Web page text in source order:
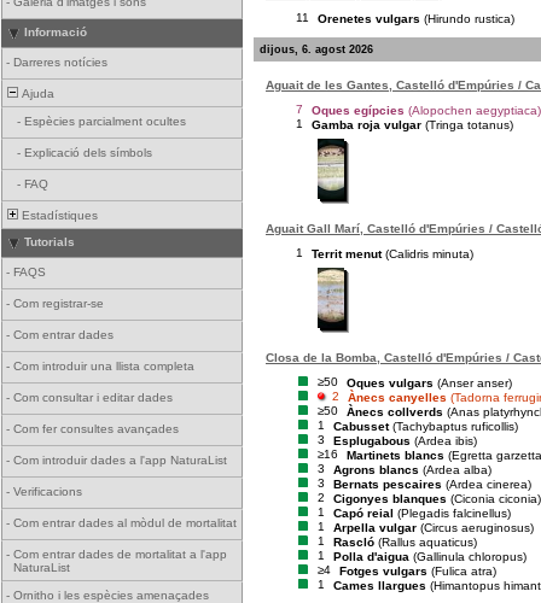
Informació
- Darreres notícies
Ajuda
- Espècies parcialment ocultes
- Explicació dels símbols
- FAQ
Estadístiques
Tutorials
- FAQS
- Com registrar-se
- Com entrar dades
- Com introduir una llista completa
- Com consultar i editar dades
- Com fer consultes avançades
- Com introduir dades a l'app NaturaList
- Verificacions
- Com entrar dades al mòdul de mortalitat
- Com entrar dades de mortalitat a l'app
NaturaList
- Ornitho i les espècies amenaçades
11
Orenetes vulgars (Hirundo rustica)
dijous, 6. agost 2026
Aguait de les Gantes, Castelló d'Empúries /
7
Oques egípcies (Alopochen aegyptiaca)
1
Gamba roja vulgar (Tringa totanus)
Aguait Gall Marí, Castelló d'Empúries /
1
Territ menut (Calidris minuta)
Closa de la Bomba, Castelló d'Empúries /
≥50
Oques vulgars (Anser anser)
2
Ànecs canyelles (Tadorna
≥50
Ànecs collverds (Anas
1
Cabusset (Tachybaptus ruficollis)
3
Esplugabous (Ardea ibis)
≥16
Martinets blancs (Egretta
3
Agrons blancs (Ardea alba)
3
Bernats pescaires (Ardea cinerea)
2
Cigonyes blanques (Ciconia ciconia)
1
Capó reial (Plegadis falcinellus)
1
Arpella vulgar (Circus aeruginosus)
1
Rascló (Rallus aquaticus)
1
Polla d'aigua (Gallinula chloropus)
≥4
Fotges vulgars (Fulica atra)
1
Cames llargues (Himantopus